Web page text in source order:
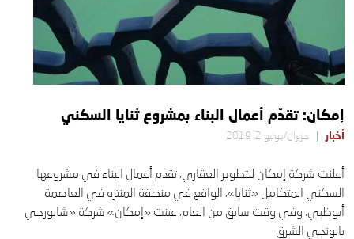
إمكان: تقدّم أعمال البناء بمشروع ثنايا السكني
أخبار حزيران/يونيو 2, 2019
أعلنت شركة إمكان للتطوير العقاري، تقدم أعمال البناء في مشروعها
السكني المتكامل «ثنايا»، الواقع في منطقة المنتزه في العاصمة
أبوظبي. وفي وقت سابق من العام، عينت «إمكان» شركة «شابورجي
بالونجي الشرق